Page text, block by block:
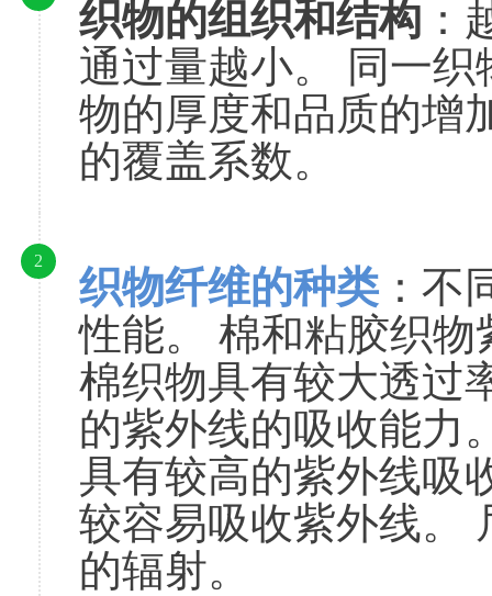
织物的组织和结构 ：
通过量越小。 同一
物的厚度和品质的增
的覆盖系数。
2
织物纤维的种类 ：不
性能。 棉和粘胶织
棉织物具有较大透过
的紫外线的吸收能力
具有较高的紫外线吸
较容易吸收紫外线。
的辐射。